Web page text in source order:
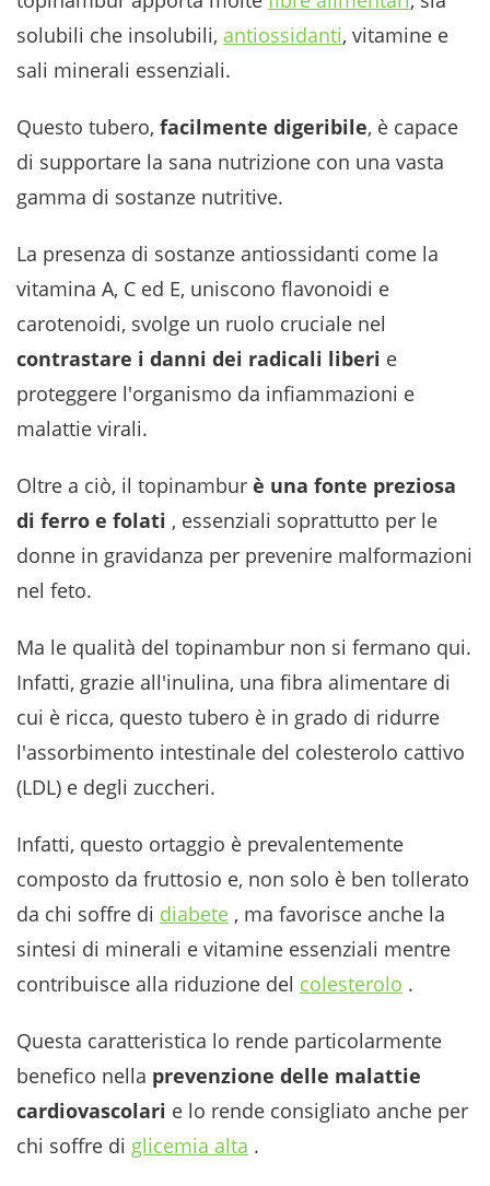
solubili che insolubili, antiossidanti, vitamine e
sali minerali essenziali.
Questo tubero, facilmente digeribile, è capace
di supportare la sana nutrizione con una vasta
gamma di sostanze nutritive.
La presenza di sostanze antiossidanti come la
vitamina A, C ed E, uniscono flavonoidi e
carotenoidi, svolge un ruolo cruciale nel
contrastare i danni dei radicali liberi e
proteggere l'organismo da infiammazioni e
malattie virali.
Oltre a ciò, il topinambur è una fonte preziosa
di ferro e folati , essenziali soprattutto per le
donne in gravidanza per prevenire malformazioni
nel feto.
Ma le qualità del topinambur non si fermano qui.
Infatti, grazie all'inulina, una fibra alimentare di
cui è ricca, questo tubero è in grado di ridurre
l'assorbimento intestinale del colesterolo cattivo
(LDL) e degli zuccheri.
Infatti, questo ortaggio è prevalentemente
composto da fruttosio e, non solo è ben tollerato
da chi soffre di diabete , ma favorisce anche la
sintesi di minerali e vitamine essenziali mentre
contribuisce alla riduzione del colesterolo .
Questa caratteristica lo rende particolarmente
benefico nella prevenzione delle malattie
cardiovascolari e lo rende consigliato anche per
chi soffre di glicemia alta .